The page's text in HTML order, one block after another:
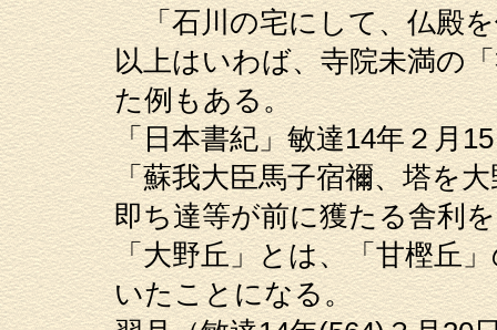
「石川の宅にして、仏殿を
以上はいわば、寺院未満の
た例もある。
「日本書紀」敏達14年２月
「蘇我大臣馬子宿禰、塔を
即ち達等が前に獲たる舎利
「大野丘」とは、「甘樫丘
いたことになる。